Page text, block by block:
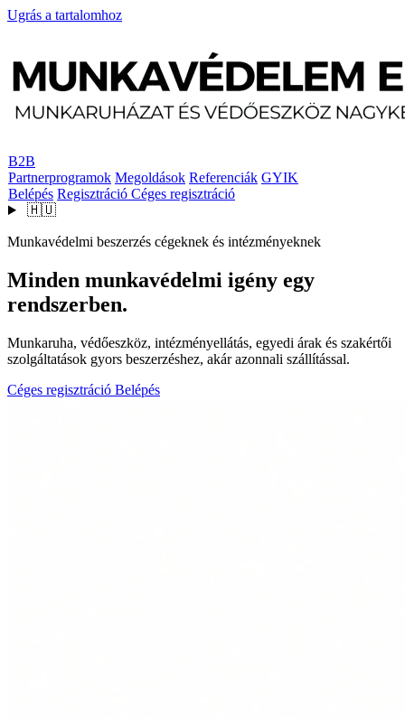
Ugrás a tartalomhoz
B2B
Partnerprogramok Megoldások Referenciák GYIK
Belépés Regisztráció Céges regisztráció
🇭🇺
Munkavédelmi beszerzés cégeknek és intézményeknek
Minden munkavédelmi igény egy
rendszerben.
Munkaruha, védőeszköz, intézményellátás, egyedi árak és szakértői
szolgáltatások gyors beszerzéshez, akár azonnali szállítással.
Céges regisztráció Belépés